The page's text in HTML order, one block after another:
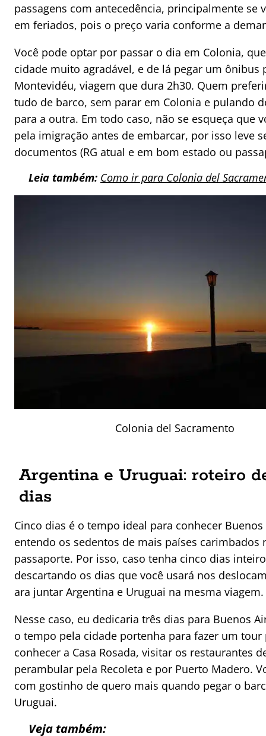
passagens com antecedência, principalmente se
em feriados, pois o preço varia conforme a
Você pode optar por passar o dia em Colonia,
cidade muito agradável, e de lá pegar um ônibus
Montevidéu, viagem que dura 2h30. Quem
tudo de barco, sem parar em Colonia e pulando
para a outra. Em todo caso, não se esqueça que
pela imigração antes de embarcar, por isso leve
documentos (RG atual e em bom estado ou
Leia também: Como ir para Colonia del
Colonia del Sacramento
Argentina e Uruguai: roteiro
dias
Cinco dias é o tempo ideal para conhecer
entendo os sedentos de mais países carimbados
passaporte. Por isso, caso tenha cinco dias
descartando os dias que você usará nos
ara juntar Argentina e Uruguai na mesma viagem.
Nesse caso, eu dedicaria três dias para Buenos
o tempo pela cidade portenha para fazer um tour
conhecer a Casa Rosada, visitar os restaurantes
perambular pela Recoleta e por Puerto Madero.
com gostinho de quero mais quando pegar o
Uruguai.
Veja também: